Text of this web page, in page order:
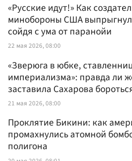
«Русские идут!» Как
минобороны США
сойдя с ума от паранойи
22 мая 2026, 08:00
«Зверюга в юбке,
империализма»: правда ли
заставила Сахарова
21 мая 2026, 08:00
Проклятие Бикини: как
промахнулись атомной
полигона